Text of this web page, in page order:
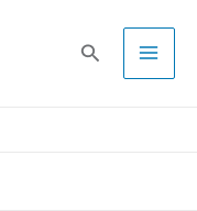
Pesquisa